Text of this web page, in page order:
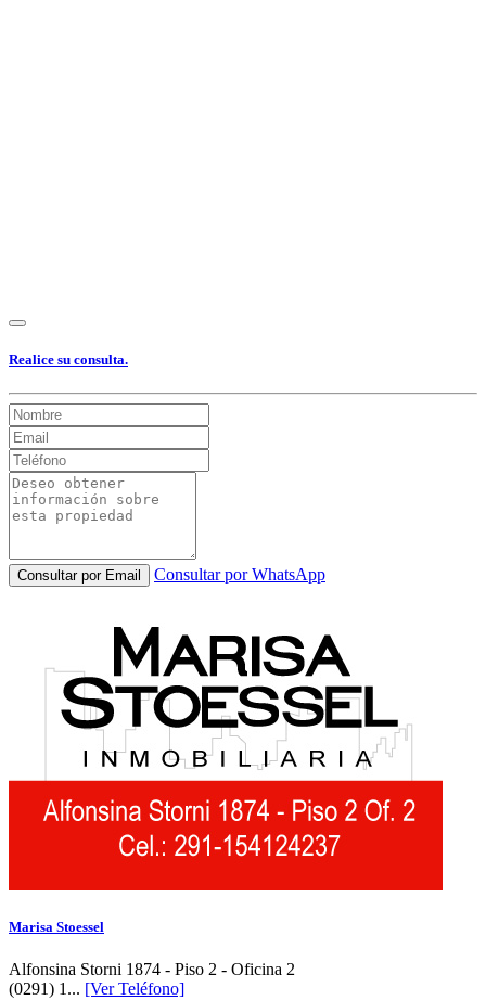
Realice su consulta.
Consultar por Email Consultar por WhatsApp
Marisa Stoessel
Alfonsina Storni 1874 - Piso 2 - Oficina 2
(0291) 1... [Ver Teléfono]